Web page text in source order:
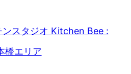
ンスタジオ Kitchen Bee :
橋エリア